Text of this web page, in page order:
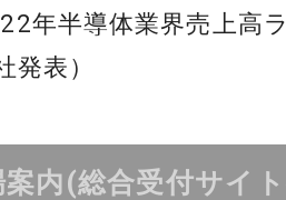
年半導体業界売上高
発表）
案内(総合受付サイ